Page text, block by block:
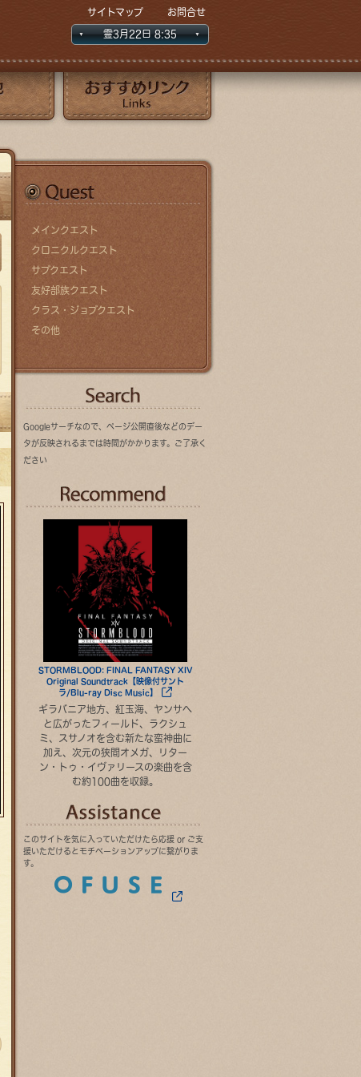
霊3月22日 8:35
サイトマップ お問合せ
メインクエスト
クロニクルクエスト
サブクエスト
友好部族クエスト
クラス・ジョブクエスト
その他
Googleサーチなので、ページ公開直後などのデー
タが反映されるまでは時間がかかります。ご了承く
ださい
STORMBLOOD: FINAL FANTASY XIV
Original Soundtrack【映像付サント
ラ/Blu-ray Disc Music】
ギラバニア地方、紅玉海、ヤンサへ
と広がったフィールド、ラクシュ
ミ、スサノオを含む新たな蛮神曲に
加え、次元の狭間オメガ、リター
ン・トゥ・イヴァリースの楽曲を含
む約100曲を収録。
このサイトを気に入っていただけたら応援 or ご支
援いただけるとモチベーションアップに繋がりま
す。